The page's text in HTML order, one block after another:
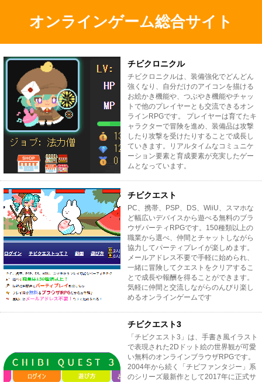
オンラインゲーム総合サイト
チビクロニクル
チビクロニクルは、装備強化でどんどん
強くなり、自分だけのアイコンを描ける
お絵かき機能や、つぶやき機能やチャッ
トで他のプレイヤーとも交流できるオン
ラインRPGです。 プレイヤーは育てたキ
ャラクターで冒険を進め、装備品は攻撃
したり攻撃を受けたりすることで成長し
ていきます。リアルタイムなコミュニケ
ーション要素と育成要素が充実したゲー
ムとなっています。
チビクエスト
PC、携帯、PSP、DS、WiiU、スマホな
ど幅広いデバイスから遊べる無料のブラ
ウザパーティRPGです。150種類以上の
職業から選べ、仲間とチャットしながら
協力してパーティプレイが楽しめます。
メールアドレス不要で手軽に始められ、
一緒に冒険してクエストをクリアするこ
とで成長や報酬を得ることができます。
気軽に仲間と交流しながらのんびり楽し
めるオンラインゲームです
チビクエスト3
「チビクエスト3」は、手書き風イラスト
で表現された2Dドット絵の世界観が可愛
い無料のオンラインブラウザRPGです。
2004年から続く「チビファンタジー」系
のシリーズ最新作として2017年に正式サ